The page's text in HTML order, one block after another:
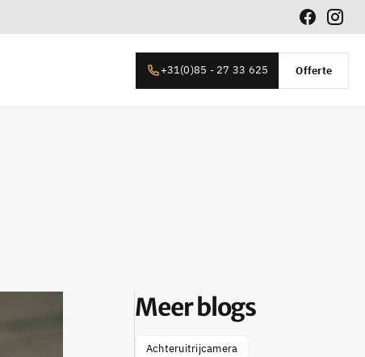
+31(0)85 - 27 33 625 Offerte
Meer blogs
Achteruitrijcamera